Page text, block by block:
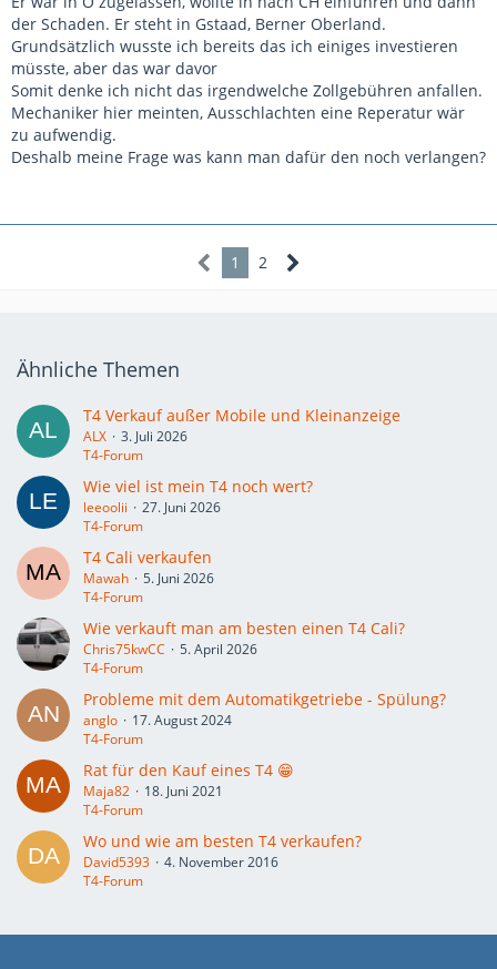
der Schaden. Er steht in Gstaad, Berner Oberland.
Grundsätzlich wusste ich bereits das ich einiges investieren
müsste, aber das war davor
Somit denke ich nicht das irgendwelche Zollgebühren anfallen.
Mechaniker hier meinten, Ausschlachten eine Reperatur wär
zu aufwendig.
Deshalb meine Frage was kann man dafür den noch verlangen?
1 2
Ähnliche Themen
T4 Verkauf außer Mobile und Kleinanzeige
ALX
3. Juli 2026
T4-Forum
Wie viel ist mein T4 noch wert?
leeoolii
27. Juni 2026
T4-Forum
T4 Cali verkaufen
Mawah
5. Juni 2026
T4-Forum
Wie verkauft man am besten einen T4 Cali?
Chris75kwCC
5. April 2026
T4-Forum
Probleme mit dem Automatikgetriebe - Spülung?
anglo
17. August 2024
T4-Forum
Rat für den Kauf eines T4 😁
Maja82
18. Juni 2021
T4-Forum
Wo und wie am besten T4 verkaufen?
David5393
4. November 2016
T4-Forum